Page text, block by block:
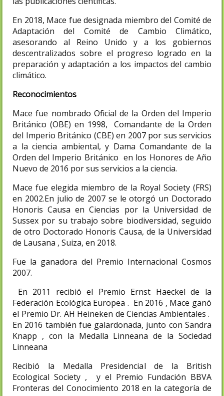
En 2018, Mace fue designada miembro del Comité de
Adaptación del Comité de Cambio Climático,
asesorando al Reino Unido y a los gobiernos
descentralizados sobre el progreso logrado en la
preparación y adaptación a los impactos del cambio
climático.
Reconocimientos
Mace fue nombrado Oficial de la Orden del Imperio
Británico (OBE) en 1998, Comandante de la Orden
del Imperio Británico (CBE) en 2007 por sus servicios
a la ciencia ambiental, y Dama Comandante de la
Orden del Imperio Británico en los Honores de Año
Nuevo de 2016 por sus servicios a la ciencia.
Mace fue elegida miembro de la Royal Society (FRS)
en 2002.En julio de 2007 se le otorgó un Doctorado
Honoris Causa en Ciencias por la Universidad de
Sussex por su trabajo sobre biodiversidad, seguido
de otro Doctorado Honoris Causa, de la Universidad
de Lausana , Suiza, en 2018.
Fue la ganadora del Premio Internacional Cosmos
2007.
En 2011 recibió el Premio Ernst Haeckel de la
Federación Ecológica Europea . En 2016 , Mace ganó
el Premio Dr. AH Heineken de Ciencias Ambientales .
En 2016 también fue galardonada, junto con Sandra
Knapp , con la Medalla Linneana de la Sociedad
Linneana
Recibió la Medalla Presidencial de la British
Ecological Society , y el Premio Fundación BBVA
Fronteras del Conocimiento 2018 en la categoría de